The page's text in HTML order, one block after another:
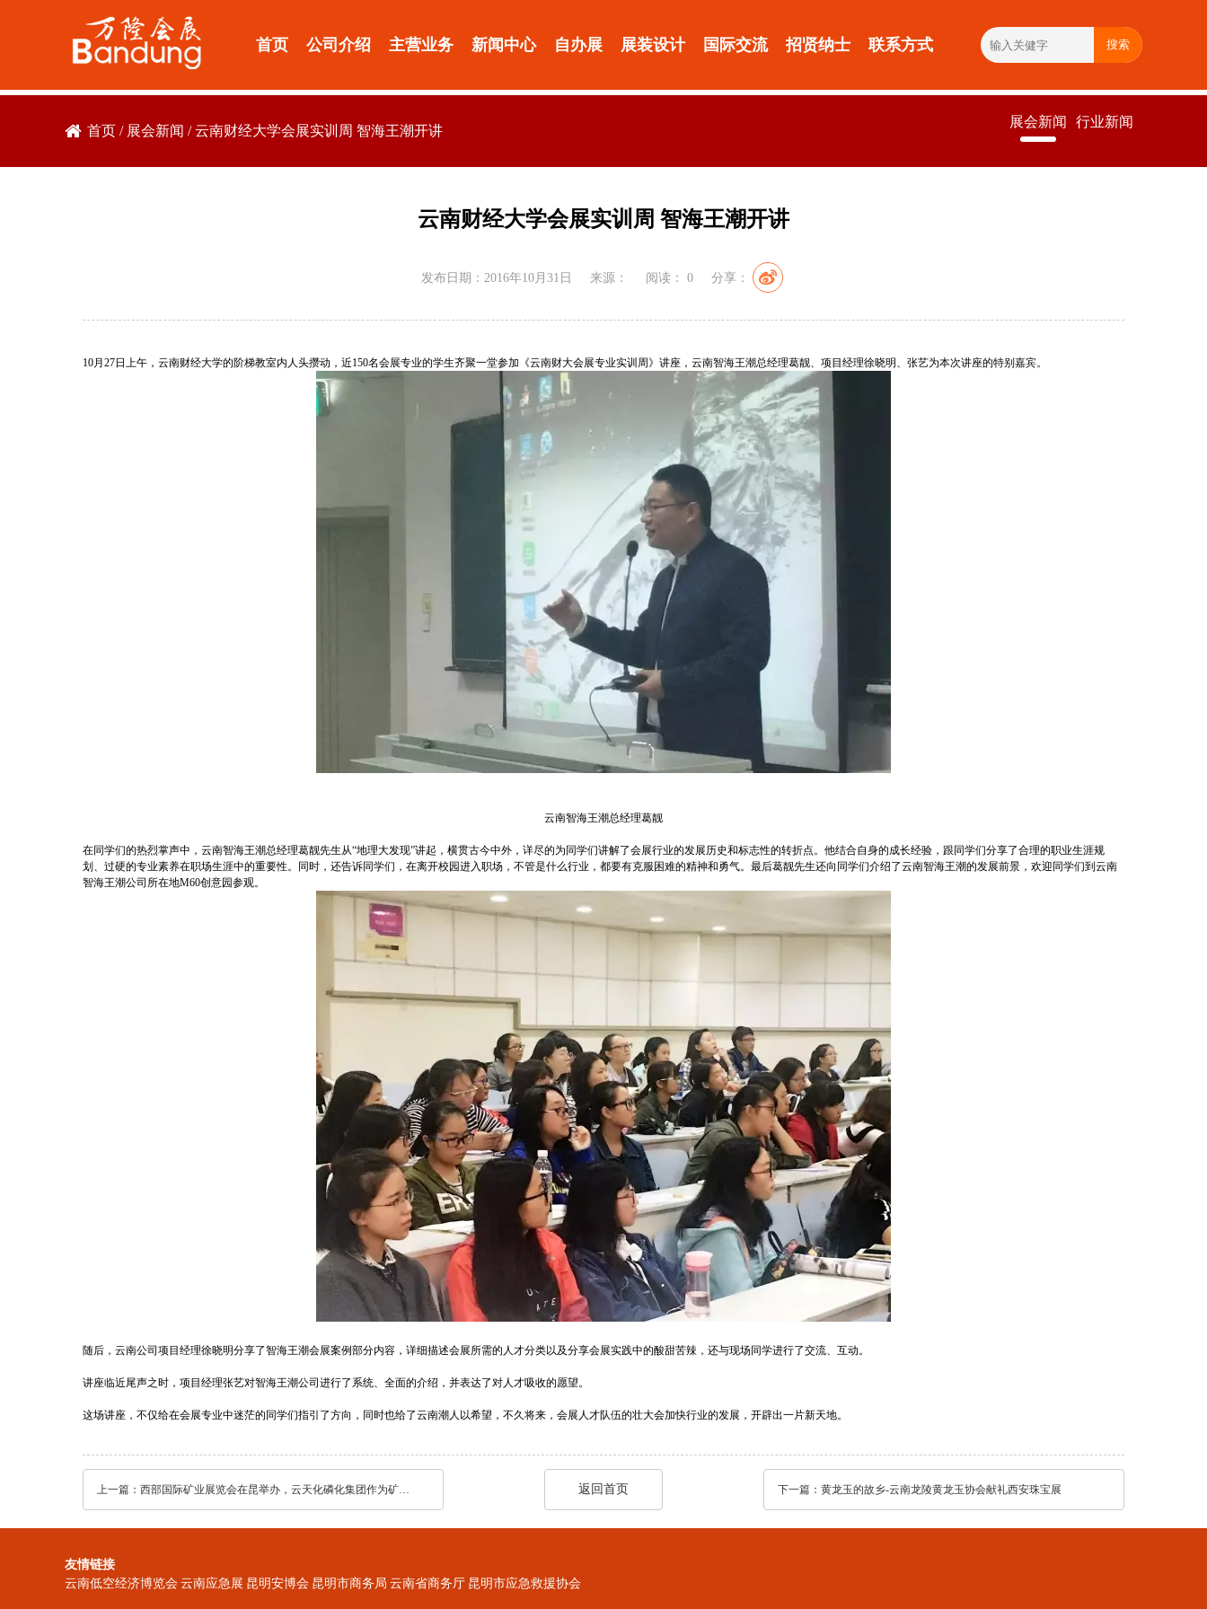
首页 公司介绍 主营业务 新闻中心 自办展 展装设计 国际交流 招贤纳士 联系方式 搜索
首页 / 展会新闻 /云南财经大学会展实训周 智海王潮开讲
展会新闻 行业新闻
云南财经大学会展实训周 智海王潮开讲
发布日期：2016年10月31日 来源： 阅读： 0 分享：
10月27日上午，云南财经大学的阶梯教室内人头攒动，近150名会展专业的学生齐聚一堂参加《云南财大会展专业实训周》讲座，云南智海王潮总经理葛靓、项目经理徐晓明、张艺为本次讲座的特别嘉宾。
云南智海王潮总经理葛靓
在同学们的热烈掌声中，云南智海王潮总经理葛靓先生从“地理大发现”讲起，横贯古今中外，详尽的为同学们讲解了会展行业的发展历史和标志性的转折点。他结合自身的成长经验，跟同学们分享了合理的职业生涯规
划、过硬的专业素养在职场生涯中的重要性。同时，还告诉同学们，在离开校园进入职场，不管是什么行业，都要有克服困难的精神和勇气。最后葛靓先生还向同学们介绍了云南智海王潮的发展前景，欢迎同学们到云南
智海王潮公司所在地M60创意园参观。
随后，云南公司项目经理徐晓明分享了智海王潮会展案例部分内容，详细描述会展所需的人才分类以及分享会展实践中的酸甜苦辣，还与现场同学进行了交流、互动。
讲座临近尾声之时，项目经理张艺对智海王潮公司进行了系统、全面的介绍，并表达了对人才吸收的愿望。
这场讲座，不仅给在会展专业中迷茫的同学们指引了方向，同时也给了云南潮人以希望，不久将来，会展人才队伍的壮大会加快行业的发展，开辟出一片新天地。
上一篇： 西部国际矿业展览会在昆举办，云天化磷化集团作为矿山企业代表应邀出席并参展 返回首页 下一篇： 黄龙玉的故乡-云南龙陵黄龙玉协会献礼西安珠宝展
友情链接
云南低空经济博览会 云南应急展 昆明安博会 昆明市商务局 云南省商务厅 昆明市应急救援协会